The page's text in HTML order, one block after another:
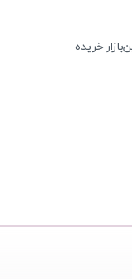
خریده